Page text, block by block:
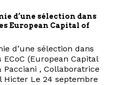
d’une sélection dans
European Capital of
d’une sélection dans
(European Capital
, Collaboratrice
Hicter Le 24 septembre